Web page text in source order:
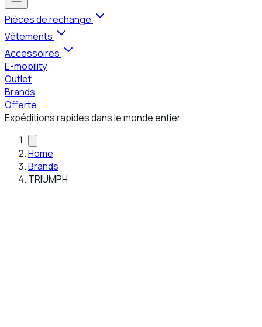
Pièces de rechange
Vêtements
Accessoires
E-mobility
Outlet
Brands
Offerte
Expéditions rapides dans le monde entier
Home
Brands
TRIUMPH